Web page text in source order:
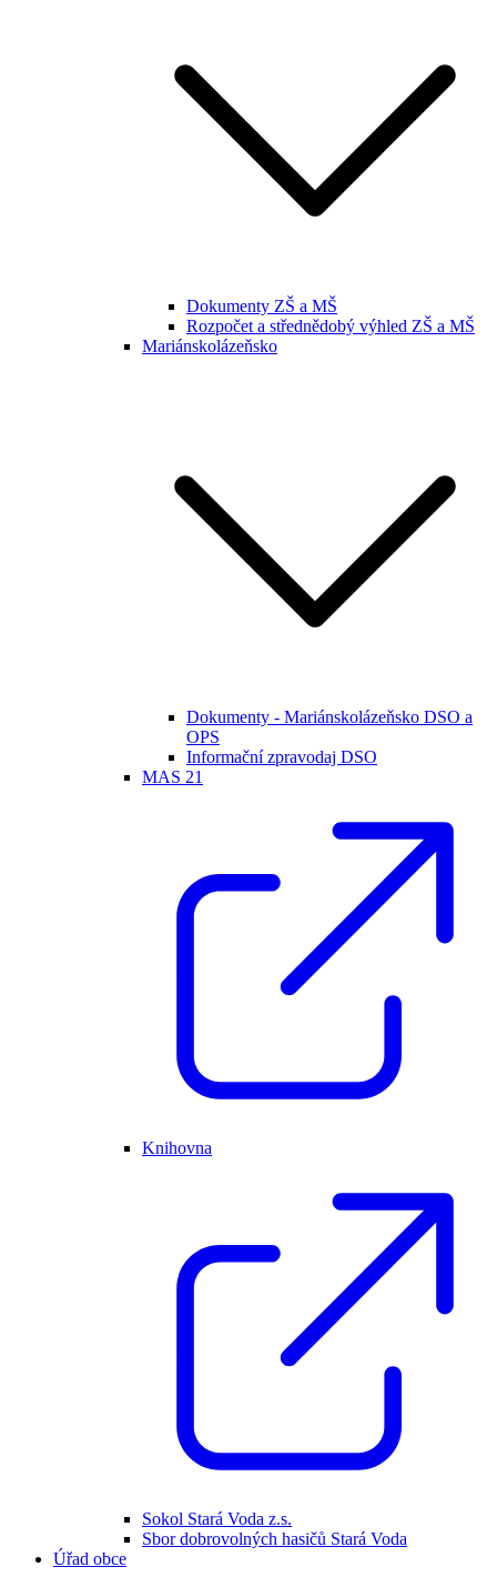
Dokumenty ZŠ a MŠ
Rozpočet a střednědobý výhled ZŠ a MŠ
Mariánskolázeňsko
Dokumenty - Mariánskolázeňsko DSO a
OPS
Informační zpravodaj DSO
MAS 21
Knihovna
Sokol Stará Voda z.s.
Sbor dobrovolných hasičů Stará Voda
Úřad obce